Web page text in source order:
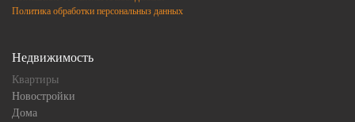
Политика обработки персональныз данных
Недвижимость
Квартиры
Новостройки
Дома